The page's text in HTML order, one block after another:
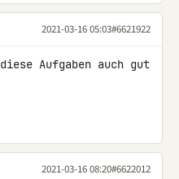
2021-03-16 05:03#6621922
Aufgaben auch gut
2021-03-16 08:20#6622012